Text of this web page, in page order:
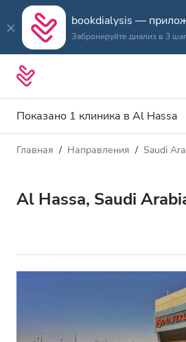
Забронируйте диализ в 3
Показано 1 клиника в Al Hassa
Тип диализа
Все виды диализа
Пациенты с ВИЧ
Расстояние
Главная Направления Saudi
Al Hassa, Saudi